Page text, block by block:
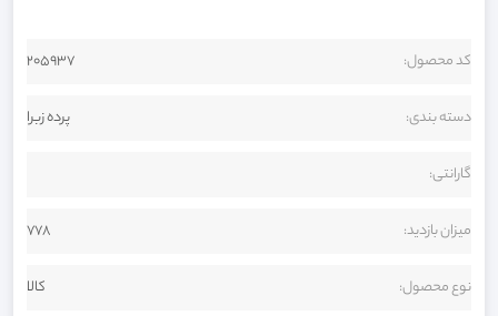
کد محصول: 205937
دسته بندی: پرده زبرا
گارانتی:
میزان بازدید: 778
نوع محصول: کالا